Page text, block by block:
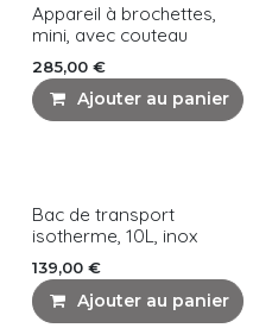
Appareil à brochettes,
mini, avec couteau
285,00 €
Ajouter au panier
Bac de transport
isotherme, 10L, inox
139,00 €
Ajouter au panier